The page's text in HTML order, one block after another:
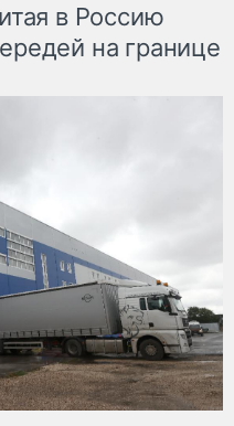
в Россию
на границе